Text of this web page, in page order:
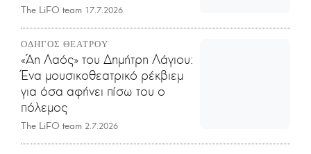
The LiFO team 17.7.2026
ΟΔΗΓΟΣ ΘΕΑΤΡΟΥ
«Άη Λαός» του Δημήτρη Λάγιου:
Ένα μουσικοθεατρικό ρέκβιεμ
για όσα αφήνει πίσω του ο
πόλεμος
The LiFO team 2.7.2026